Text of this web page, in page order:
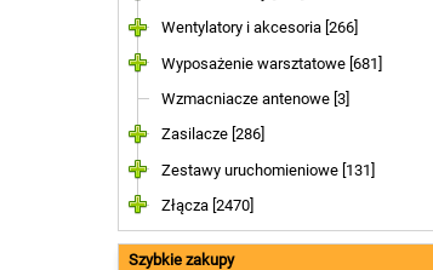
Wentylatory i akcesoria [266]
Wyposażenie warsztatowe [681]
Wzmacniacze antenowe [3]
Zasilacze [286]
Zestawy uruchomieniowe [131]
Złącza [2470]
Szybkie zakupy